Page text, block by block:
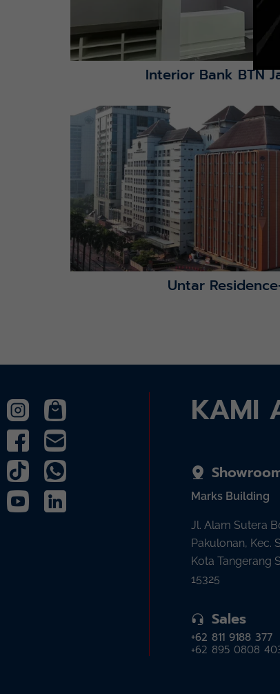
Interior Bank BTN
Lihat Detail Proyek
Untar
KAMI
Marks Building
Jl. Alam Sutera
Pakulonan, Kec.
Kota Tangerang
15325
Sales
+62 811 9188 377
+62 895 0808